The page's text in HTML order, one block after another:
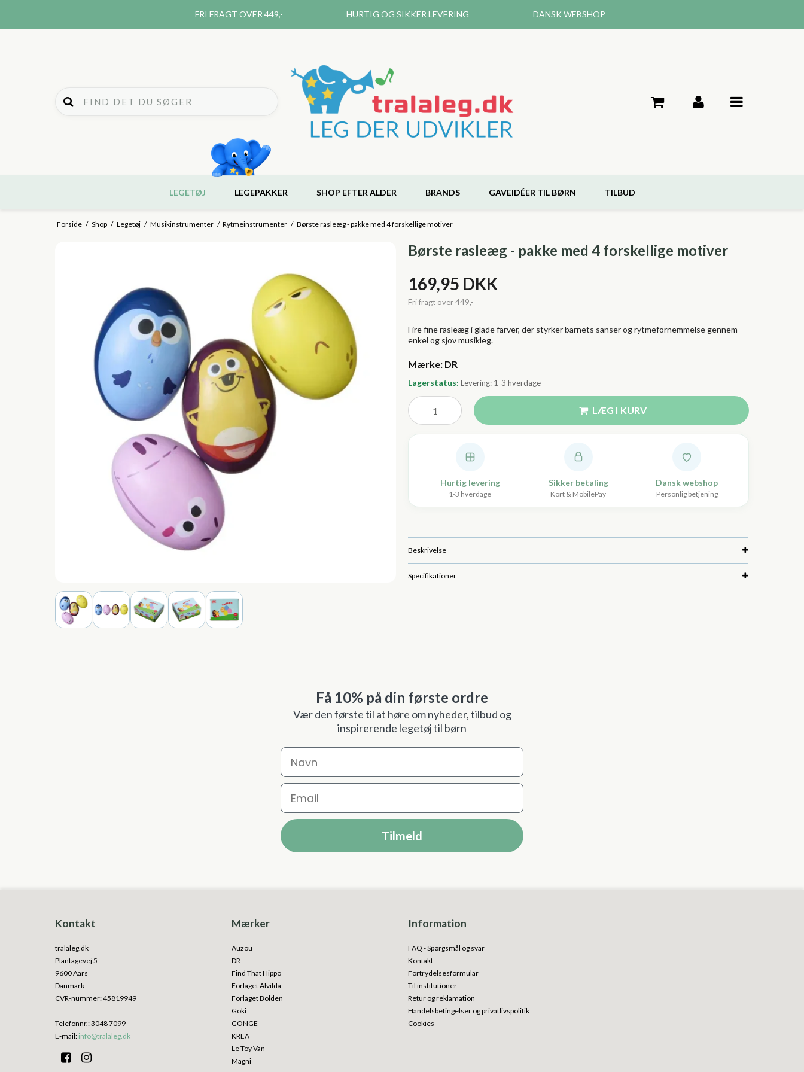
FRI FRAGT OVER 449,- HURTIG OG SIKKER LEVERING DANSK WEBSHOP
LEGETØJ LEGEPAKKER SHOP EFTER ALDER BRANDS GAVEIDÉER TIL BØRN TILBUD
Forside / Shop / Legetøj / Musikinstrumenter / Rytmeinstrumenter / Børste rasleæg - pakke med 4 forskellige motiver
Børste rasleæg - pakke med 4 forskellige motiver
169,95 DKK
Fire fine rasleæg i glade farver, der styrker barnets sanser og rytmefornemmelse gennem
enkel og sjov musikleg.
Lagerstatus: Levering: 1-3 hverdage
LÆG I KURV
Hurtig levering
1-3 hverdage
Sikker betaling
Kort & MobilePay
Dansk webshop
Personlig betjening
Beskrivelse
Specifikationer
Få 10% på din første ordre
Vær den første til at høre om nyheder, tilbud og
inspirerende legetøj til børn
Navn
Email
Tilmeld
Kontakt
tralaleg.dk
Plantagevej 5
9600 Aars
Danmark
CVR-nummer:45819949
Telefonnr.:3048 7099
E-mail: info@tralaleg.dk
Mærker
Auzou
DR
Find That Hippo
Forlaget Alvilda
Forlaget Bolden
Goki
GONGE
KREA
Le Toy Van
Magni
Information
FAQ - Spørgsmål og svar
Kontakt
Fortrydelsesformular
Til institutioner
Retur og reklamation
Handelsbetingelser og privatlivspolitik
Cookies